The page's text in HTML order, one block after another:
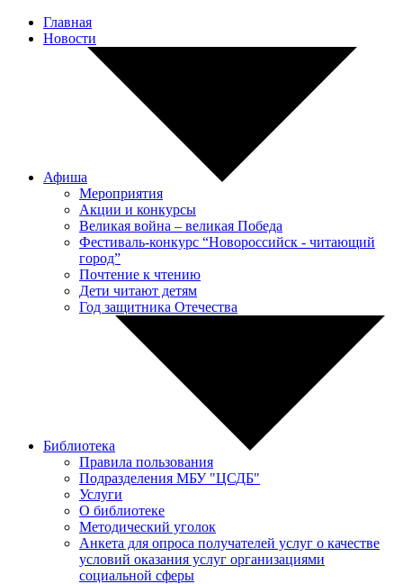
Главная
Новости
Афиша
Мероприятия
Акции и конкурсы
Великая война – великая Победа
Фестиваль-конкурс “Новороссийск - читающий
город”
Почтение к чтению
Дети читают детям
Год защитника Отечества
Библиотека
Правила пользования
Подразделения МБУ "ЦСДБ"
Услуги
О библиотеке
Методический уголок
Анкета для опроса получателей услуг о качестве
условий оказания услуг организациями
социальной сферы